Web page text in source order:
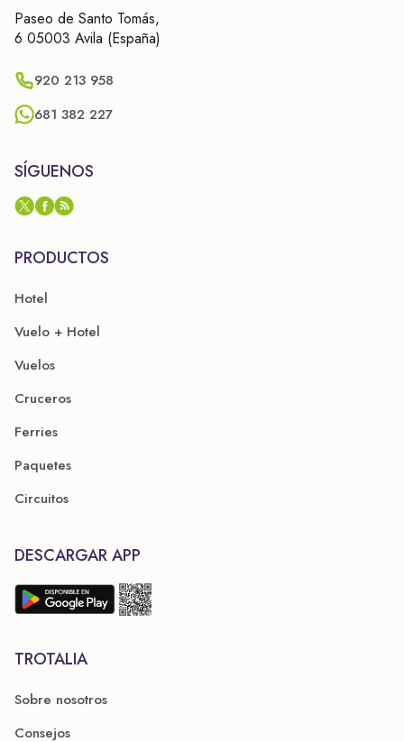
Paseo de Santo Tomás,
6 05003 Avila (España)
920 213 958
681 382 227
SÍGUENOS
PRODUCTOS
Hotel
Vuelo + Hotel
Vuelos
Cruceros
Ferries
Paquetes
Circuitos
DESCARGAR APP
TROTALIA
Sobre nosotros
Consejos